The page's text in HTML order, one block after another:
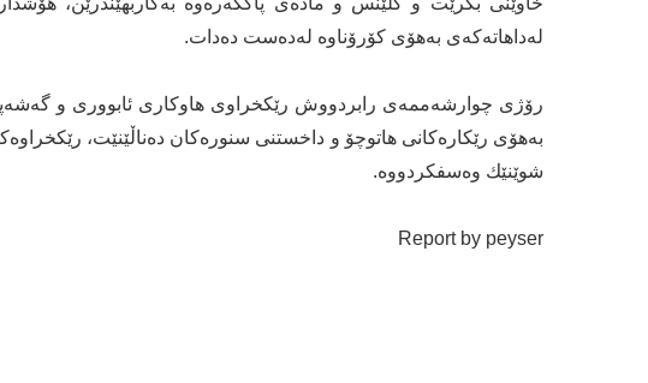
له‌داهاته‌كه‌ی به‌هۆی كۆرۆناوه‌ له‌ده‌ست ده‌دات.
رۆژی چوارشه‌ممه‌ی رابردووش رێكخراوی هاوكاری ئابووری و
به‌هۆی رێكاره‌كانی هاتوچۆ و داخستنی سنوره‌كان ده‌ناڵێنێت،
شوێنێك وه‌سفكردووه‌.
Report by peyser